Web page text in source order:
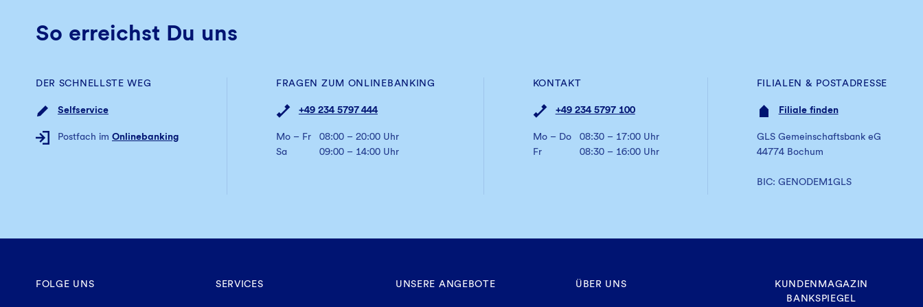
EineKündigung der Mitgliedschaft bzw. von Genossenschaftsanteilen ist zum Schluss eines Geschäftsjahres unter Einhaltung einer
GLS Bank Anteile zeichnen
So erreichst Du uns
DER SCHNELLSTE WEG
Selfservice
Postfach im Onlinebanking
FRAGEN ZUM ONLINEBANKING
+49 234 5797 444
Mo – Fr
08:00 – 20:00 Uhr
Sa
09:00 – 14:00 Uhr
KONTAKT
+49 234 5797 100
Mo – Do
08:30 – 17:00 Uhr
Fr
08:30 – 16:00 Uhr
FILIALEN & POSTADRESSE
Filiale finden
GLS Gemeinschaftsbank eG
44774 Bochum
BIC: GENODEM1GLS
FOLGE UNS SERVICES UNSERE ANGEBOTE ÜBER UNS
KUNDENMAGAZIN
BANKSPIEGEL